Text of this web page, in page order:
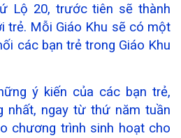
Lộ 20, trước tiên sẽ thành
trẻ. Mỗi Giáo Khu sẽ có một
các bạn trẻ trong Giáo Khu
ý kiến của các bạn trẻ,
nhất, ngay từ thứ năm tuần
chương trình sinh hoạt cho